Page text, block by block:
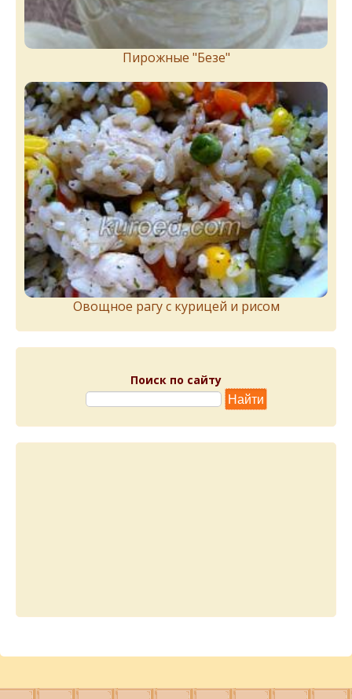
Пирожныe "Бeзe"
Овощное рагу с курицей и рисом
Поиск по сайту